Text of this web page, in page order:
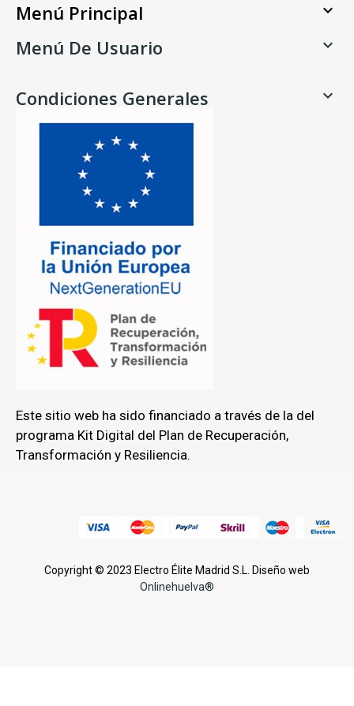
Menú Principal 
Menú De Usuario 
Condiciones Generales 
Este sitio web ha sido financiado a través de la del
programa Kit Digital del Plan de Recuperación,
Transformación y Resiliencia.
Copyright © 2023 Electro Élite Madrid S.L. Diseño web
Onlinehuelva®